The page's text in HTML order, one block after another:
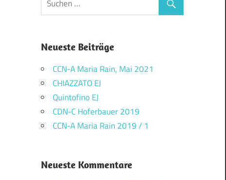
Neueste Beiträge
CCN-A Maria Rain, Mai 2021
CHIAZZATO EJ
Quintofino EJ
CDN-C Hoferbauer 2019
CCN-A Maria Rain 2019 / 1
Neueste Kommentare